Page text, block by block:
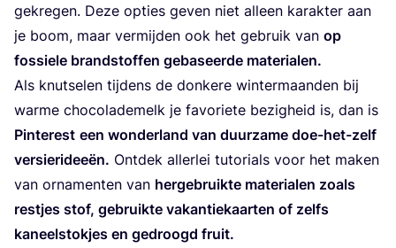
gekre­gen. Deze opties geven niet alleen karak­ter aan
je boom, maar ver­mij­den ook het gebruik van op
fos­sie­le brand­stof­fen geba­seer­de materialen.
Als knut­se­len tij­dens de don­ke­re win­ter­maan­den bij
war­me cho­co­la­de­melk je favo­rie­te bezig­heid is, dan is
Pin­te­rest een won­der­land van duur­za­me doe-het-zelf
ver­sie­ri­dee­ën. Ont­dek aller­lei tuto­ri­als voor het maken
van orna­men­ten van her­ge­bruik­te mate­ri­a­len zoals
rest­jes stof, gebruik­te vakan­tie­kaar­ten of zelfs
kaneel­stok­jes en gedroogd fruit.